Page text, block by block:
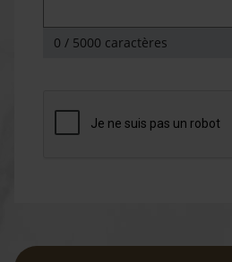
0 / 5000 caractères